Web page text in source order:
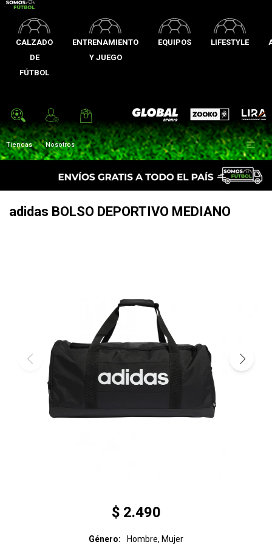
CALZADO
DE
FÚTBOL
ENTRENAMIENTO
Y JUEGO
EQUIPOS LIFESTYLE
Global Sports Zooko Lira
Tiendas Nosotros 
adidas BOLSO DEPORTIVO MEDIANO
$ 2.490
Género Hombre, Mujer